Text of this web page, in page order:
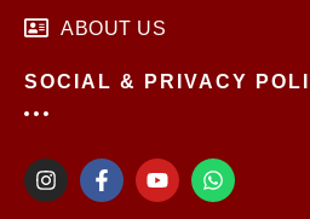
ABOUT US
SOCIAL & PRIVACY
I
n
F
a
Y
o
W
h